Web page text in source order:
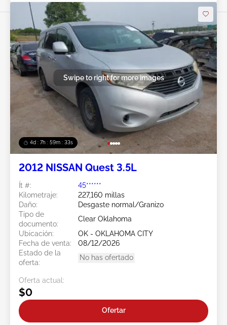
4d : 7h : 59m : 31s
Swipe to right for more images
2012 NISSAN Quest 3.5L
Ít #:
45******
Kilometraje:
227,160 millas
Daño:
Desgaste normal/Granizo
Tipo de
documento:
Clear Oklahoma
Ubicación:
OK - OKLAHOMA CITY
Fecha de venta:
08/12/2026
Estado de la
oferta:
No has ofertado
Oferta actual:
$0
Ofertar